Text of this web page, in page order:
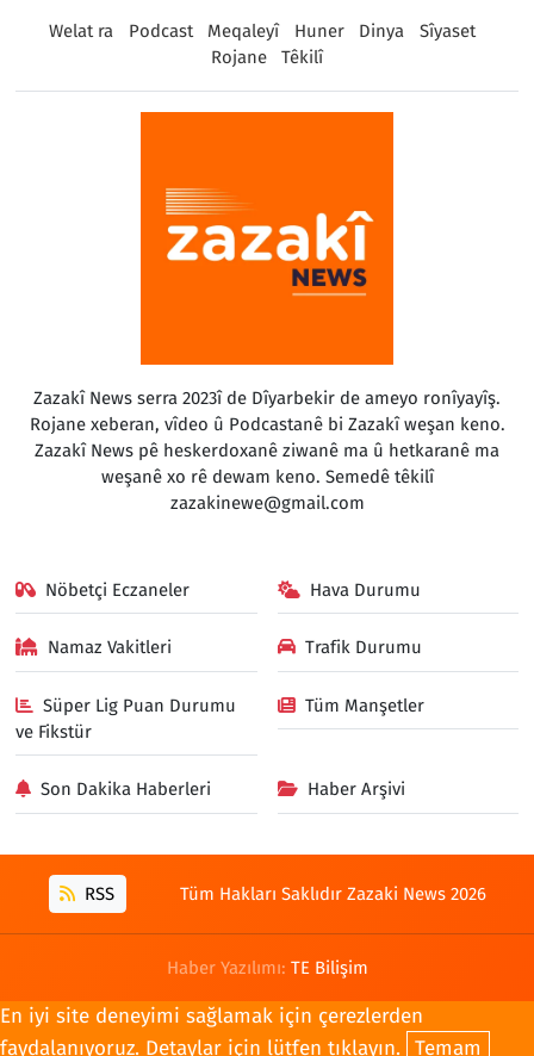
Welat ra Podcast Meqaleyî Huner Dinya
Sîyaset
Rojane
Têkilî
Zazakî News serra 2023î de Dîyarbekir de ameyo ronîyayîş.
Rojane xeberan, vîdeo û Podcastanê bi Zazakî weşan keno.
Zazakî News pê heskerdoxanê ziwanê ma û hetkaranê ma
weşanê xo rê dewam keno. Semedê têkilî
zazakinewe@gmail.com
Nöbetçi Eczaneler Hava Durumu
Namaz Vakitleri Trafik Durumu
Süper Lig Puan Durumu
ve Fikstür
Tüm Manşetler
Son Dakika Haberleri Haber Arşivi
RSS Tüm Hakları Saklıdır Zazaki News 2026
Haber Yazılımı: TE Bilişim
En iyi site deneyimi sağlamak için çerezlerden
faydalanıyoruz. Detaylar için lütfen tıklayın. Temam